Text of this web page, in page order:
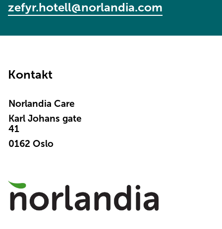
zefyr.hotell@norlandia.com
Kontakt
Norlandia Care
Karl Johans gate
41
0162 Oslo